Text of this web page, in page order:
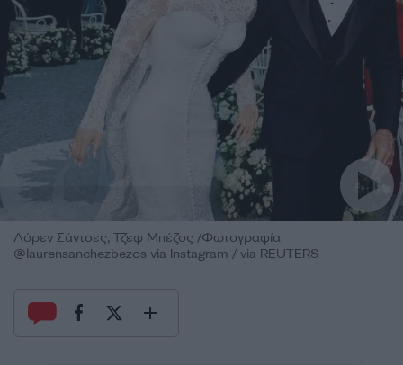
Λόρεν Σάντσες, Τζεφ Μπέζος /Φωτογραφία
@laurensanchezbezos via Instagram / via REUTERS